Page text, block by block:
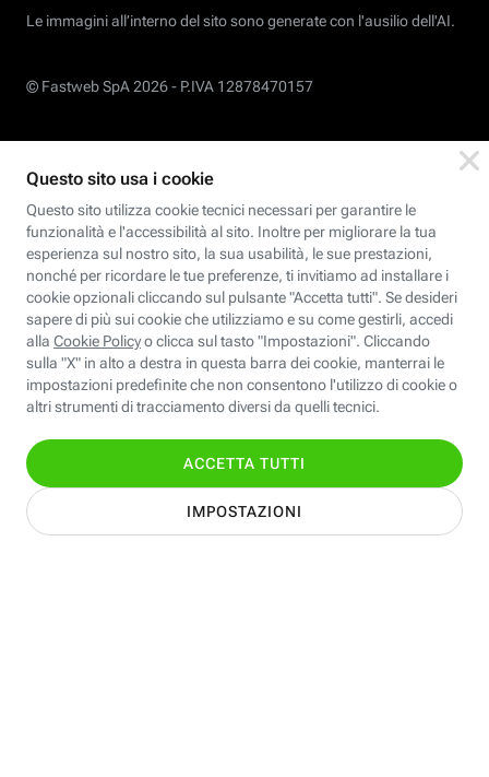
Le immagini all’interno del sito sono generate con l'ausilio dell'AI.
© Fastweb SpA 2026 - P.IVA 12878470157